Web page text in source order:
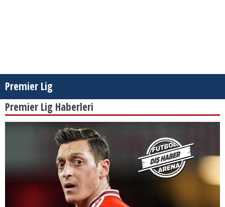
Premier Lig
Premier Lig Haberleri